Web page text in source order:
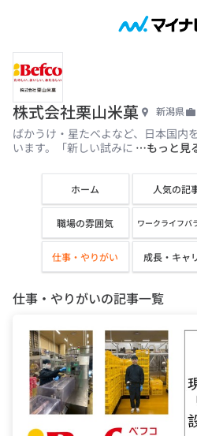
株式会社栗山米菓 新潟県
ばかうけ・星たべよなど、日本国内
います。「新しい試みに …もっと見
ホーム 人気の記
職場の雰囲気 ワークライフバ
仕事・やりがい 成長・キャ
仕事・やりがいの記事一覧